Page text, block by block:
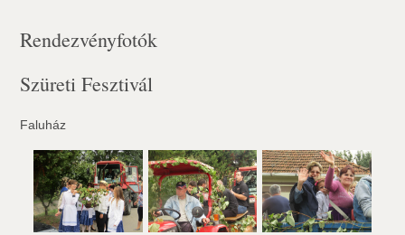
Rendezvényfotók
Szüreti Fesztivál
Faluház